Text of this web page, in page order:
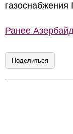
газоснабжения
Ранее
Поделиться